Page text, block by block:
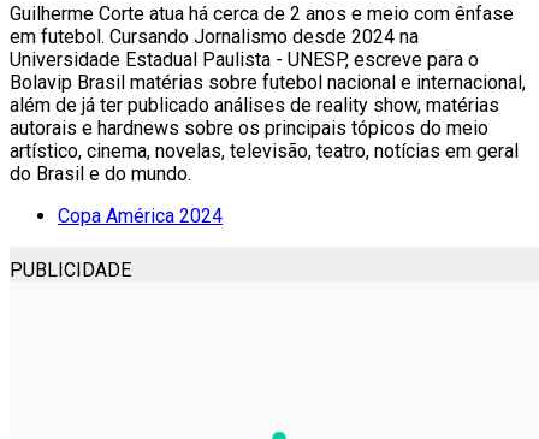
Guilherme Corte atua há cerca de 2 anos e meio com ênfase
em futebol. Cursando Jornalismo desde 2024 na
Universidade Estadual Paulista - UNESP, escreve para o
Bolavip Brasil matérias sobre futebol nacional e internacional,
além de já ter publicado análises de reality show, matérias
autorais e hardnews sobre os principais tópicos do meio
artístico, cinema, novelas, televisão, teatro, notícias em geral
do Brasil e do mundo.
Copa América 2024
PUBLICIDADE